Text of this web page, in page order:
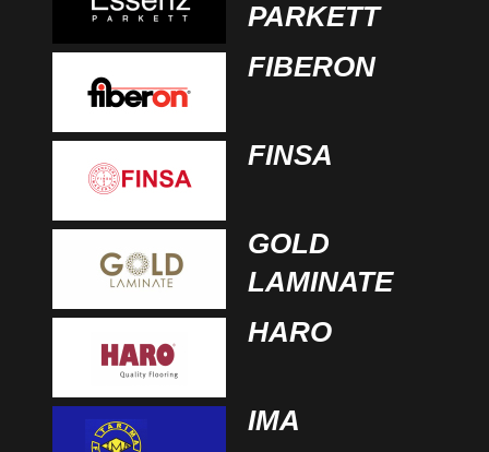
PARKETT
FIBERON
FINSA
GOLD
LAMINATE
HARO
IMA